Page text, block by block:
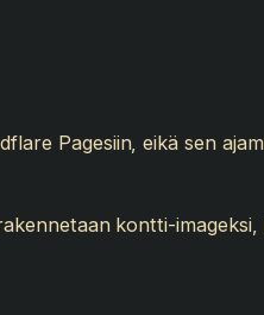
Pagesiin, eikä sen
kontti-imageksi,